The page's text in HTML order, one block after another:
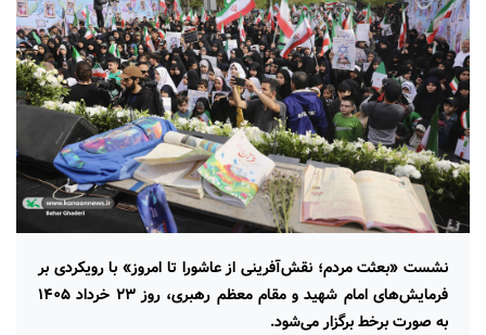
نشست «بعثت مردم؛ نقش‌آفرینی از عاشورا تا امروز» با رویکردی بر
فرمایش‌های امام شهید و مقام معظم رهبری، روز ۲۳ خرداد ۱۴۰۵
به صورت برخط برگزار می‌شود.